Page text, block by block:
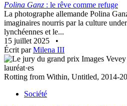
Polina Ganz : le rêve comme refuge
La photographe allemande Polina
imaginaires nourris par la culture
lynchéennes et le...
15 juillet 2025
•
Écrit parMilena III
Rotting from Within, Untitled, 2014-
Société